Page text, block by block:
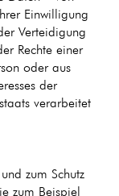
Einwilligung
Verteidigung
Rechte einer
oder aus
der
verarbeitet
zum Schutz
zum Beispiel